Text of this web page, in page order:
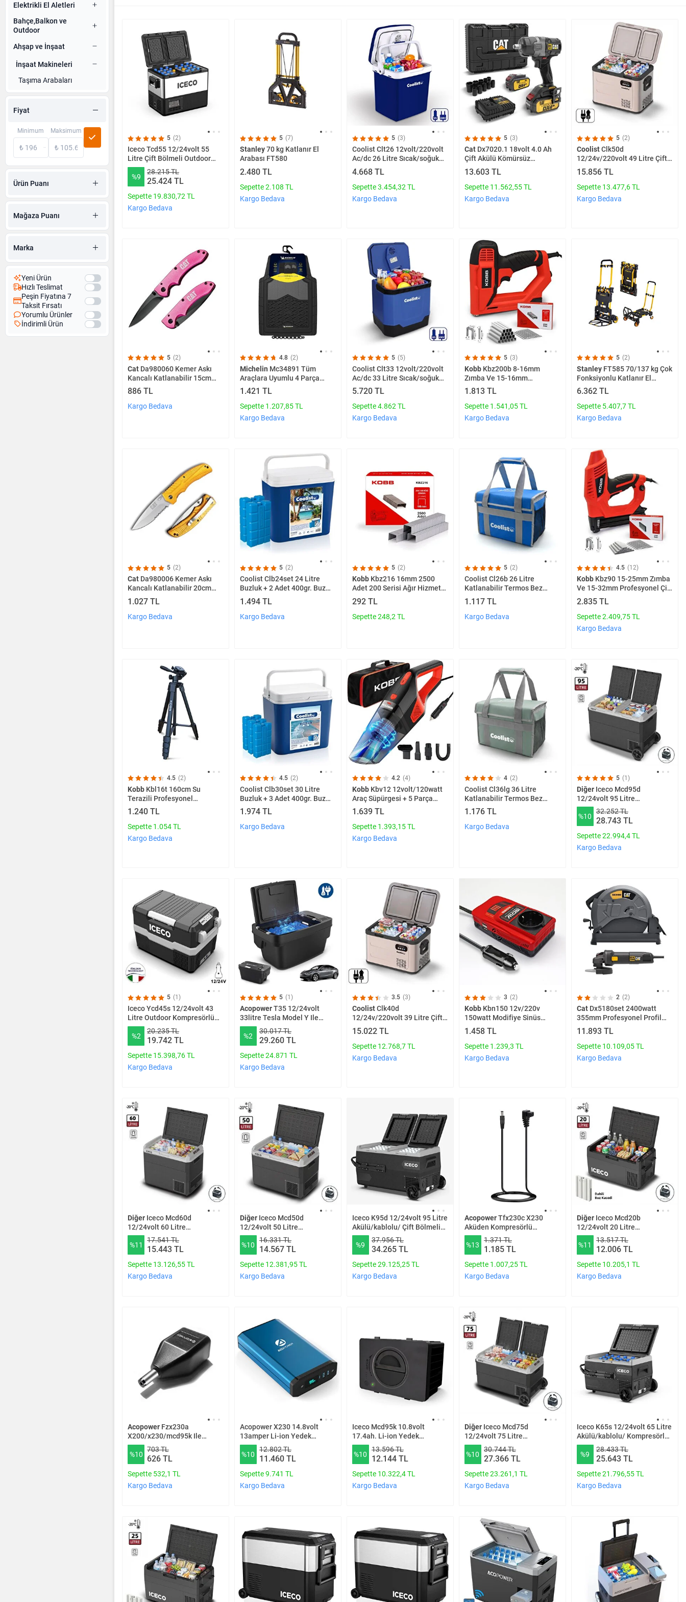
Elektrikli El Aletleri
Bahçe,Balkon ve
Outdoor
Ahşap ve İnşaat
İnşaat Makineleri
Taşıma Arabaları
Fiyat
Minimum Maksimum
Ürün Puanı
Mağaza Puanı
Marka
Yeni Ürün
Hızlı Teslimat
Peşin Fiyatına 7
Taksit Fırsatı
Yorumlu Ürünler
İndirimli Ürün
5 (2)
Iceco Tcd55 12/24volt 55
Litre Çift Bölmeli Outdoor
Kompresörlü Oto
Buzdolabı/dondurucu
%9
28.215 TL
25.424 TL
Sepette 19.830,72 TL
Kargo Bedava
5 (7)
Stanley70 kg Katlanır El
Arabası FT580
2.480 TL
Sepette 2.108 TL
Kargo Bedava
5 (3)
Coolist Clt26 12volt/220volt
Ac/dc 26 Litre Sıcak/soğuk
Oto Buzdolabı
4.668 TL
Sepette 3.454,32 TL
Kargo Bedava
5 (3)
CatDx7020.1 18volt 4.0 Ah
Çift Akülü Kömürsüz
700/880nm Profesyonel
Şarjlı Somun Sıkma + 10 Adet
Lokma Ucu
13.603 TL
Sepette 11.562,55 TL
Kargo Bedava
5 (2)
CoolistClk50d
12/24v/220volt 49 Litre Çift
Bölmeli Outdoor
Kompresörlü Bluetooth
Bağlantılı Oto Buzdolabı
15.856 TL
Sepette 13.477,6 TL
Kargo Bedava
5 (2)
Cat Da980060 Kemer Askı
Kancalı Katlanabilir 15cm
Paslanmaz Çelik Pembe
Kamp Çakısı
886 TL
Kargo Bedava
4.8 (2)
Michelin Mc34891 Tüm
Araçlara Uyumlu 4 Parça
Üniversal 3d Havuzlu Oto
Paspas
1.421 TL
Sepette 1.207,85 TL
Kargo Bedava
5 (5)
Coolist Clt33 12volt/220volt
Ac/dc 33 Litre Sıcak/soğuk
Oto Buzdolabı
5.720 TL
Sepette 4.862 TL
Kargo Bedava
5 (3)
KobbKbz200b 8-16mm
Zımba Ve 15-16mm
Profesyonel Çivi Çakma
Makinesi + 3000 Adet Yedek
Zımba Ve Çivi
1.813 TL
Sepette 1.541,05 TL
Kargo Bedava
5 (2)
StanleyFT585 70/137 kg Çok
Fonksiyonlu Katlanır El
Arabası
6.362 TL
Sepette 5.407,7 TL
Kargo Bedava
5 (2)
Cat Da980006 Kemer Askı
Kancalı Katlanabilir 20cm
Paslanmaz Çelik Sarı Kamp
Çakısı
1.027 TL
Kargo Bedava
5 (2)
Coolist Clb24set 24 Litre
Buzluk + 2 Adet 400gr. Buz
Kaseti
1.494 TL
Kargo Bedava
5 (2)
KobbKbz216 16mm 2500
Adet 200 Serisi Ağır Hizmet
Tipi Zımba Teli
292 TL
Sepette 248,2 TL
5 (2)
Coolist Cl26b 26 Litre
Katlanabilir Termos Bez
Çanta / Buzluk
1.117 TL
Kargo Bedava
4.5 (12)
KobbKbz90 15-25mm Zımba
Ve 15-32mm Profesyonel Çivi
Çakma Makinesi + 3000 Adet
Yedek Zımba Ve Çivi
2.835 TL
Sepette 2.409,75 TL
Kargo Bedava
4.5 (2)
Kobb Kbl16t 160cm Su
Terazili Profesyonel
Alüminyum Lazer Tripod
1.240 TL
Sepette 1.054 TL
Kargo Bedava
4.5 (2)
Coolist Clb30set 30 Litre
Buzluk + 3 Adet 400gr. Buz
Kaseti
1.974 TL
Kargo Bedava
4.2 (4)
KobbKbv12 12volt/120watt
Araç Süpürgesi + 5 Parça
Aksesuar Seti + Taşıma
Çantası
1.639 TL
Sepette 1.393,15 TL
Kargo Bedava
4 (2)
Coolist Cl36lg 36 Litre
Katlanabilir Termos Bez
Çanta / Buzluk
1.176 TL
Kargo Bedava
5 (1)
DiğerIceco Mcd95d
12/24volt 95 Litre
Kompresörlü Çift Bölmeli
Tekerlekli Outdoor Oto
Buzdolabı/dondurucu
%10
32.252 TL
28.743 TL
Sepette 22.994,4 TL
Kargo Bedava
5 (1)
Iceco Ycd45s 12/24volt 43
Litre Outdoor Kompresörlü
Oto Buzdolabı
%2
20.235 TL
19.742 TL
Sepette 15.398,76 TL
Kargo Bedava
5 (1)
AcopowerT35 12/24volt
33litre Tesla Model Y Ile
Uyumlu Kompresörlü Outdoor
Oto Buzdolabı
%2
30.017 TL
29.260 TL
Sepette 24.871 TL
Kargo Bedava
3.5 (3)
CoolistClk40d
12/24v/220volt 39 Litre Çift
Bölmeli Outdoor
Kompresörlü Bluetooth
Bağlantılı Oto Buzdolabı
15.022 TL
Sepette 12.768,7 TL
Kargo Bedava
3 (2)
KobbKbn150 12v/220v
150watt Modifiye Sinüs
Dönüştürücü İnvertör
1.458 TL
Sepette 1.239,3 TL
Kargo Bedava
2 (2)
CatDx5180set 2400watt
355mm Profesyonel Profil
Kesme + Dx3090 720watt
125mm Profesyonel Avuç
Taşlama
11.893 TL
Sepette 10.109,05 TL
Kargo Bedava
Diğer Iceco Mcd60d
12/24volt 60 Litre
Kompresörlü Outdoor Oto
Buzdolabı
%11
17.541 TL
15.443 TL
Sepette 13.126,55 TL
Kargo Bedava
DiğerIceco Mcd50d
12/24volt 50 Litre
Kompresörlü Outdoor Oto
Buzdolabı
%10
16.331 TL
14.567 TL
Sepette 12.381,95 TL
Kargo Bedava
Iceco K95d 12/24volt 95 Litre
Akülü/kablolu/ Çift Bölmeli
Kompresörlü Tekerlekli
Outdoor Oto
Buzdolabı/dondurucu (akü
Dahil Değild
%9
37.956 TL
34.265 TL
Sepette 29.125,25 TL
Kargo Bedava
AcopowerTfx230c X230
Aküden Kompresörlü
Buzdolabı Çalıştırma
Bağlantı Kablosu
%13
1.371 TL
1.185 TL
Sepette 1.007,25 TL
Kargo Bedava
DiğerIceco Mcd20b
12/24volt 20 Litre
Kompresörlü Oto
Buzdolabı/dondurucu + Buz
Kaseti
%11
13.517 TL
12.006 TL
Sepette 10.205,1 TL
Kargo Bedava
Acopower Fzx230a
X200/x230/mcd95k Ile
Uyumlu Dönüştürücü Şarj
Konnektörü
%10
703 TL
626 TL
Sepette 532,1 TL
Kargo Bedava
Acopower X230 14.8volt
13amper Li-ion Yedek
Buzdolabı Aküsü +
Powerbank + Led Lamba
%10
12.802 TL
11.460 TL
Sepette 9.741 TL
Kargo Bedava
Iceco Mcd95k 10.8volt
17.4ah. Li-ion Yedek
Buzdolabı Aküsü
%10
13.596 TL
12.144 TL
Sepette 10.322,4 TL
Kargo Bedava
DiğerIceco Mcd75d
12/24volt 75 Litre
Kompresörlü Çift Bölmeli
Tekerlekli Outdoor Oto
Buzdolabı/dondurucu
%10
30.744 TL
27.366 TL
Sepette 23.261,1 TL
Kargo Bedava
Iceco K65s 12/24volt 65 Litre
Akülü/kablolu/ Kompresörlü
Tekerlekli Outdoor Oto
Buzdolabı/dondurucu (akü
Dahil Değildir)
%9
28.433 TL
25.643 TL
Sepette 21.796,55 TL
Kargo Bedava